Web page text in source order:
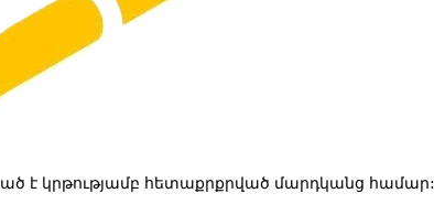
է կրթությամբ հետաքրքրված մարդկանց համար: